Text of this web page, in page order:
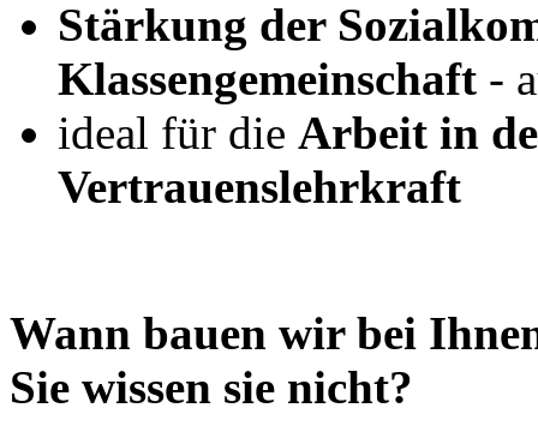
Stärkung der
Klassengemeinschaft -
ideal für die Arbeit in
Vertrauenslehrkraft
Wann bauen wir bei
Sie wissen sie nicht?